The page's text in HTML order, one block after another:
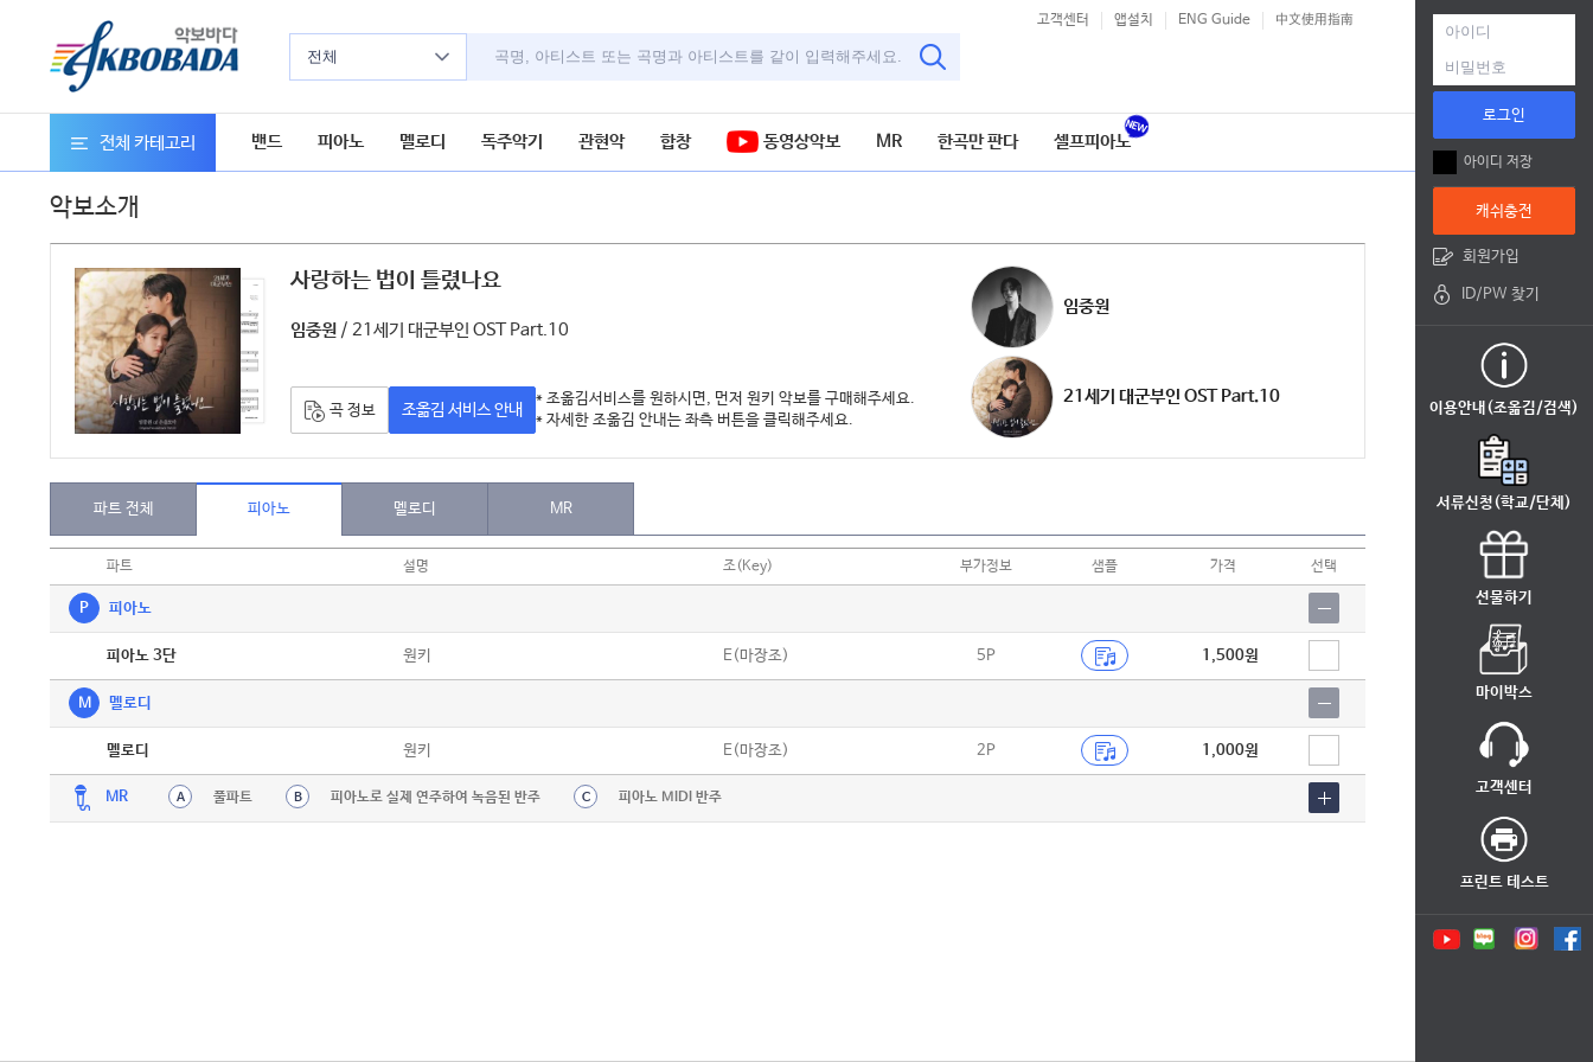
전체
고객센터 앱설치 ENG Guide 中文使用指南
전체 카테고리 밴드 피아노 멜로디 독주악기 관현악 합창 동영상악보 MR 한곡만 판다 셀프피아노
악보소개
사랑하는 법이 틀렸나요
임중원 / 21세기 대군부인 OST Part.10
곡 정보 조옮김 서비스 안내
* 조옮김서비스를 원하시면, 먼저 원키 악보를 구매해주세요.
* 자세한 조옮김 안내는 좌측 버튼을 클릭해주세요.
임중원
21세기 대군부인 OST Part.10
파트 전체 피아노 멜로디 MR
파트 설명 조(Key) 부가정보 샘플 가격 선택
P 피아노
피아노 3단 원키 E(마장조) 5P 1,500원
M 멜로디
멜로디 원키 E(마장조) 2P 1,000원
MR A 풀파트 B 피아노로 실제 연주하여 녹음된 반주 C 피아노 MIDI 반주
로그인
아이디 저장
캐쉬충전
회원가입
ID/PW 찾기
이용안내(조옮김/검색)
서류신청(학교/단체)
선물하기
마이박스
고객센터
프린트 테스트